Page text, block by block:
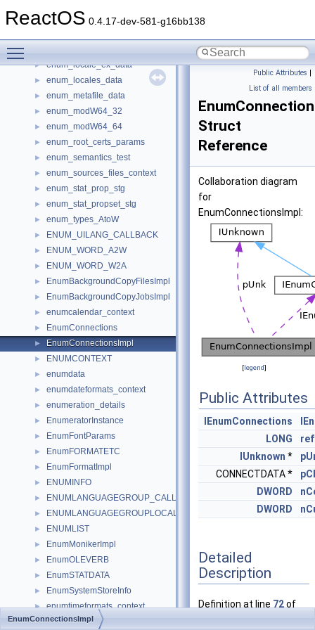
ReactOS 0.4.17-dev-581-g16bb138
► enum_info
► enum_locale_ex_data
► enum_locales_data
► enum_metafile_data
► enum_modW64_32
► enum_modW64_64
► enum_root_certs_params
► enum_semantics_test
► enum_sources_files_context
► enum_stat_prop_stg
► enum_stat_propset_stg
► enum_types_AtoW
► ENUM_UILANG_CALLBACK
► ENUM_WORD_A2W
► ENUM_WORD_W2A
► EnumBackgroundCopyFilesImpl
► EnumBackgroundCopyJobsImpl
► enumcalendar_context
► EnumConnections
► EnumConnectionsImpl
► ENUMCONTEXT
► enumdata
► enumdateformats_context
► enumeration_details
► EnumeratorInstance
► EnumFontParams
► EnumFORMATETC
► EnumFormatImpl
► ENUMINFO
► ENUMLANGUAGEGROUP_CALLBACKS
► ENUMLANGUAGEGROUPLOCALE_CALLBACKS
► ENUMLIST
► EnumMonikerImpl
► EnumOLEVERB
► EnumSTATDATA
► EnumSystemStoreInfo
► enumtimeformats_context
► EnumUnknown
Public Attributes |
List of all members
Struct
Reference
Collaboration diagram
for
EnumConnectionsImpl:
[legend]
Public Attributes
IEnumConnections
LONG
ref
IUnknown *
CONNECTDATA *
DWORD
DWORD
Detailed
Description
Definition at line 72of
EnumConnectionsImpl